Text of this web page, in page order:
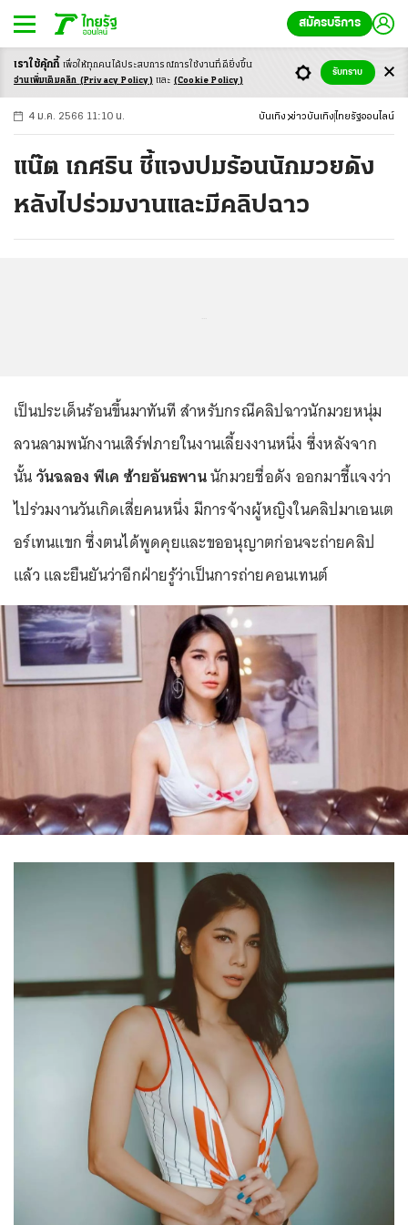
สมัครบริการ
-ก ก ก+
4 ม.ค. 2566 11:10 น. บันเทิง ข่าวบันเทิง ไทยรัฐออนไลน์
แน๊ต เกศริน ชี้แจงปมร้อนนักมวยดัง
หลังไปร่วมงานและมีคลิปฉาว
เป็นประเด็นร้อนขึ้นมาทันที สำหรับกรณีคลิปฉาวนักมวยหนุ่ม
ลวนลามพนักงานเสิร์ฟภายในงานเลี้ยงงานหนึ่ง ซึ่งหลังจาก
นั้นวันฉลอง พีเค ซ้ายอันธพานนักมวยชื่อดัง ออกมาชี้แจงว่า
ไปร่วมงานวันเกิดเสี่ยคนหนึ่ง มีการจ้างผู้หญิงในคลิปมาเอนเต
อร์เทนแขก ซึ่งตนได้พูดคุยและขออนุญาตก่อนจะถ่ายคลิป
แล้ว และยืนยันว่าอีกฝ่ายรู้ว่าเป็นการถ่ายคอนเทนต์
เราใช้คุ้กกี้ เพื่อให้ทุกคนได้ประสบการณ์การใช้งานที่ดียิ่งขึ้น
อ่านเพิ่มเติมคลิก (Privacy Policy) และ (Cookie Policy)
รับทราบ